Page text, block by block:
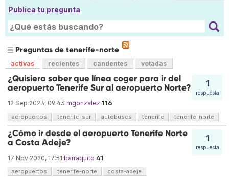
Publica tu pregunta
Preguntas de tenerife-norte
activas recientes candentes votadas
1
respuesta
¿Quisiera saber que línea coger para ir del
aeropuerto Tenerife Sur al aeropuerto Norte?
12 Sep 2023, 09:43 mgonzalez 116
aeropuertos tenerife-sur autobuses tenerife tenerife-norte
1
respuesta
¿Cómo ir desde el aeropuerto Tenerife Norte
a Costa Adeje?
17 Nov 2020, 17:51 barraquito 41
aeropuertos tenerife-norte costa-adeje